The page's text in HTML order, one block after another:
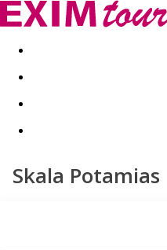
Akční nabídky Last minute
Skala Potamias